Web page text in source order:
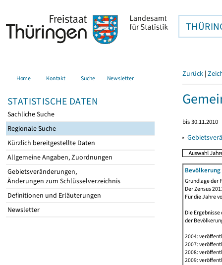
Home Kontakt Suche Newsletter
STATISTISCHE DATEN
Sachliche Suche
Regionale Suche
Kürzlich bereitgestellte Daten
Allgemeine Angaben, Zuordnungen
Gebietsveränderungen,
Änderungen zum Schlüsselverzeichnis
Definitionen und Erläuterungen
Newsletter
Zurück |
bis 30.11.2010
▸
Grundlage der
Der Zensus
Für die Jahre
Die
der
2004:
2007:
2008:
2009: